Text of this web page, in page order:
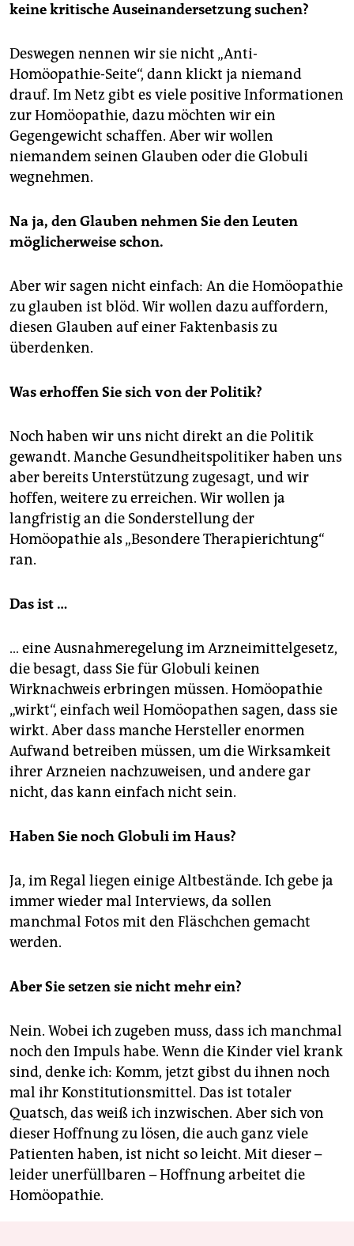
keine kritische Auseinandersetzung suchen?
Deswegen nennen wir sie nicht „Anti-
Homöopathie-Seite“, dann klickt ja niemand
drauf. Im Netz gibt es viele positive Informationen
zur Homöopathie, dazu möchten wir ein
Gegengewicht schaffen. Aber wir wollen
niemandem seinen Glauben oder die Globuli
wegnehmen.
Na ja, den Glauben nehmen Sie den Leuten
möglicherweise schon.
Aber wir sagen nicht einfach: An die Homöopathie
zu glauben ist blöd. Wir wollen dazu auffordern,
diesen Glauben auf einer Faktenbasis zu
überdenken.
Was erhoffen Sie sich von der Politik?
Noch haben wir uns nicht direkt an die Politik
gewandt. Manche Gesundheitspolitiker haben uns
aber bereits Unterstützung zugesagt, und wir
hoffen, weitere zu erreichen. Wir wollen ja
langfristig an die Sonderstellung der
Homöopathie als „Besondere Therapierichtung“
ran.
Das ist …
… eine Ausnahmeregelung im Arzneimittelgesetz,
die besagt, dass Sie für Globuli keinen
Wirknachweis erbringen müssen. Homöopathie
„wirkt“, einfach weil Homöopathen sagen, dass sie
wirkt. Aber dass manche Hersteller enormen
Aufwand betreiben müssen, um die Wirksamkeit
ihrer Arzneien nachzuweisen, und andere gar
nicht, das kann einfach nicht sein.
Haben Sie noch Globuli im Haus?
Ja, im Regal liegen einige Altbestände. Ich gebe ja
immer wieder mal Interviews, da sollen
manchmal Fotos mit den Fläschchen gemacht
werden.
Aber Sie setzen sie nicht mehr ein?
Nein. Wobei ich zugeben muss, dass ich manchmal
noch den Impuls habe. Wenn die Kinder viel krank
sind, denke ich: Komm, jetzt gibst du ihnen noch
mal ihr Konstitutionsmittel. Das ist totaler
Quatsch, das weiß ich inzwischen. Aber sich von
dieser Hoffnung zu lösen, die auch ganz viele
Patienten haben, ist nicht so leicht. Mit dieser –
leider unerfüllbaren – Hoffnung arbeitet die
Homöopathie.